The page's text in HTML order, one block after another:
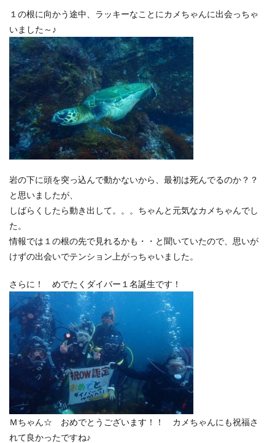
１の根に向かう途中、ラッキーなことにカメちゃんに出会っちゃ
いました～♪
岩の下に頭を突っ込んで動かないから、最初は死んでるのか？？
と思いましたが、
しばらくしたら動き出して。。。ちゃんと元気なカメちゃんでし
た。
情報では１の根の先で見れるかも・・と聞いていたので、思いが
けずの出会いでテンション上がっちゃいました。
さらに！ めでたくダイバー１名誕生です！
Ｍちゃん☆ おめでとうございます！！ カメちゃんにも祝福さ
れて良かったですね♪